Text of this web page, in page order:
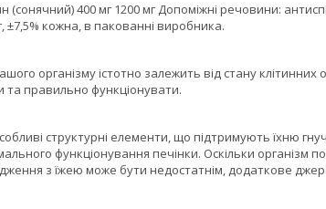
400 мг 1200 мг Допоміжні речовини:
±7,5% кожна, в пакованні виробника.
організму істотно залежить від стану клітинних
правильно функціонувати.
структурні елементи, що підтримують їхню
функціонування печінки. Оскільки організм
з їжею може бути недостатнім, додаткове